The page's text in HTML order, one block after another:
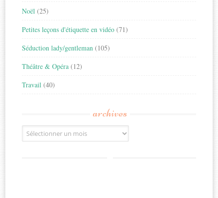
Noël (25)
Petites leçons d'étiquette en vidéo (71)
Séduction lady/gentleman (105)
Théâtre & Opéra (12)
Travail (40)
archives
Archives